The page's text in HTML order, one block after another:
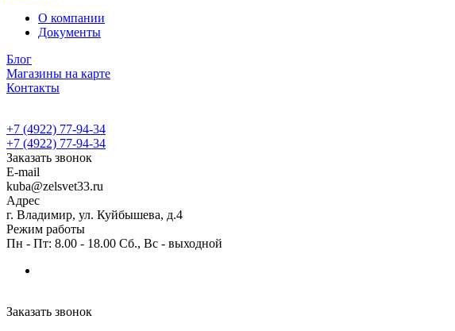
О компании
Документы
Блог
Магазины на карте
Контакты
+7 (4922) 77-94-34
+7 (4922) 77-94-34
Заказать звонок
E-mail
kuba@zelsvet33.ru
Адрес
г. Владимир, ул. Куйбышева, д.4
Режим работы
Пн - Пт: 8.00 - 18.00 Сб., Вс - выходной
Заказать звонок